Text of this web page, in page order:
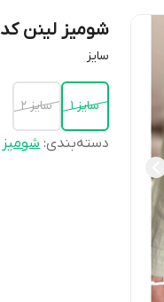
شومیز لینن کد ٢٠٠
سايز
سايز ١ سايز ٢
دسته‌بندی:شوميز